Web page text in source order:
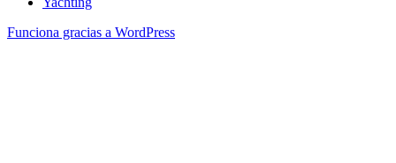
Funciona gracias a WordPress